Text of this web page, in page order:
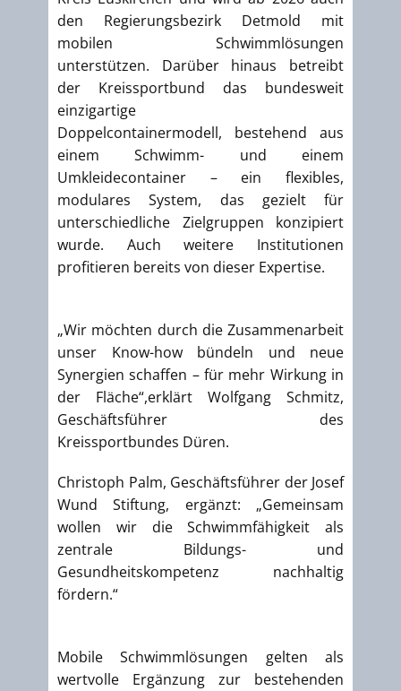
den Regierungsbezirk Detmold mit
mobilen Schwimmlösungen
unterstützen. Darüber hinaus betreibt
der Kreissportbund das bundesweit
einzigartige
Doppelcontainermodell, bestehend aus
einem Schwimm- und einem
Umkleidecontainer – ein flexibles,
modulares System, das gezielt für
unterschiedliche Zielgruppen konzipiert
wurde. Auch weitere Institutionen
profitieren bereits von dieser Expertise.
„Wir möchten durch die Zusammenarbeit
unser Know-how bündeln und neue
Synergien schaffen – für mehr Wirkung in
der Fläche“,erklärt Wolfgang Schmitz,
Geschäftsführer des
Kreissportbundes Düren.
Christoph Palm, Geschäftsführer der Josef
Wund Stiftung, ergänzt: „Gemeinsam
wollen wir die Schwimmfähigkeit als
zentrale Bildungs- und
Gesundheitskompetenz nachhaltig
fördern.“
Mobile Schwimmlösungen gelten als
wertvolle Ergänzung zur bestehenden